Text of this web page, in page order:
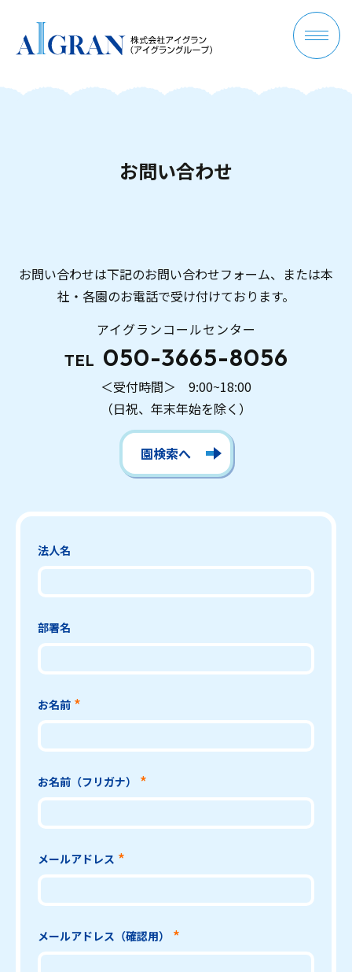
お問い合わせ
お問い合わせは下記のお問い合わせフォーム、または本
社・各園のお電話で受け付けております。
アイグランコールセンター
TEL 050-3665-8056
＜受付時間＞ 9:00~18:00
（日祝、年末年始を除く）
園検索へ
法人名
部署名
お名前
お名前（フリガナ）
メールアドレス
メールアドレス（確認用）